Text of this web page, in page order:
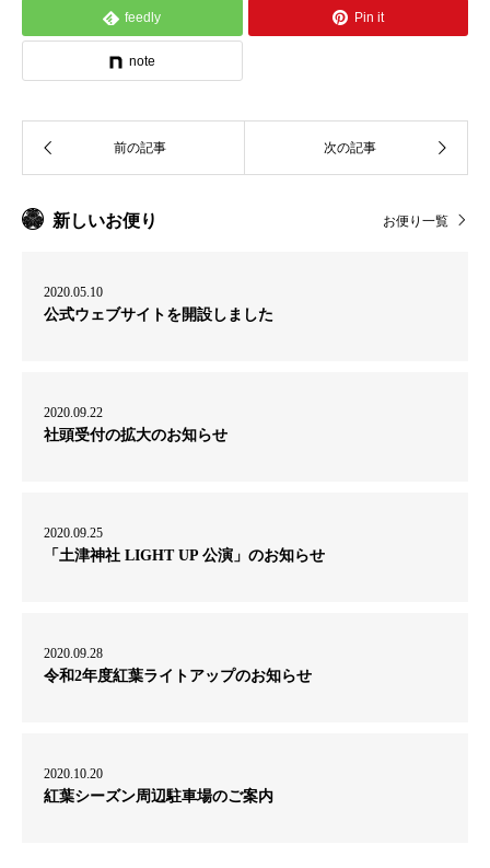
feedly Pin it
note
新しいお便り お便り一覧
2020.05.10
公式ウェブサイトを開設しました
2020.09.22
社頭受付の拡大のお知らせ
2020.09.25
「土津神社 LIGHT UP 公演」のお知らせ
2020.09.28
令和2年度紅葉ライトアップのお知らせ
2020.10.20
紅葉シーズン周辺駐車場のご案内